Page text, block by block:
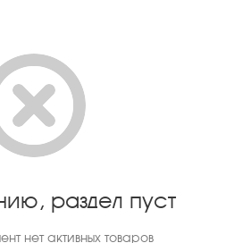
раздел пуст
нет активных товаров